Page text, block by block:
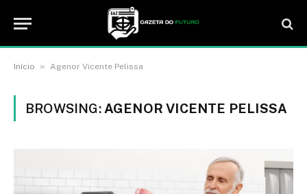
Início » Agenor Vicente Pelissa
BROWSING: AGENOR VICENTE PELISSA